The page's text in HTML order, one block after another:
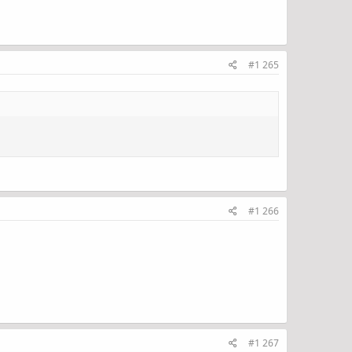
#1 265
#1 266
#1 267